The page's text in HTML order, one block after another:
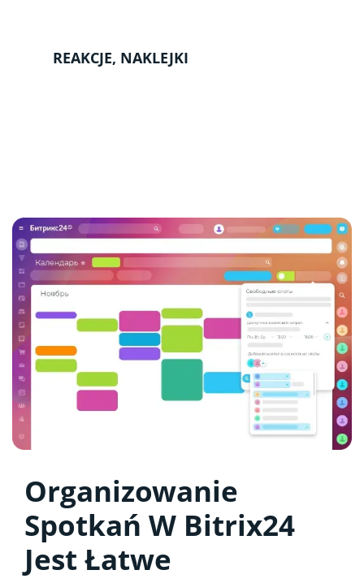
REAKCJE, NAKLEJKI
Organizowanie
Spotkań W Bitrix24
Jest Łatwe